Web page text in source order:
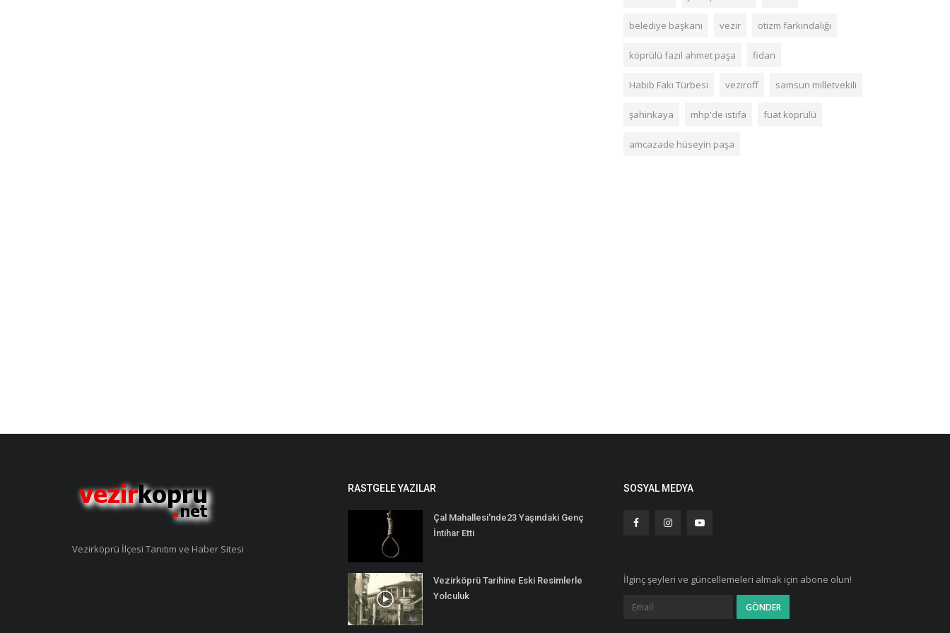
belediye başkanı vezir otizm farkındalığı
köprülü fazıl ahmet paşa fidan
Habib Fakı Türbesi veziroff samsun milletvekili
şahinkaya mhp'de istifa fuat köprülü
amcazade hüseyin paşa
Vezirköprü İlçesi Tanıtım ve Haber Sitesi
RASTGELE YAZILAR
Çal Mahallesi'nde23 Yaşındaki Genç
İntihar Etti
Vezirköprü Tarihine Eski Resimlerle
Yolculuk
SOSYAL MEDYA
İlginç şeyleri ve güncellemeleri almak için abone olun!